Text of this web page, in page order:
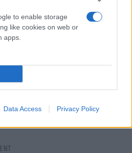
to enable storage
like cookies on web or
apps.
Data Access Privacy Policy